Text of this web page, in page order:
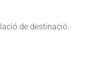
de destinació.